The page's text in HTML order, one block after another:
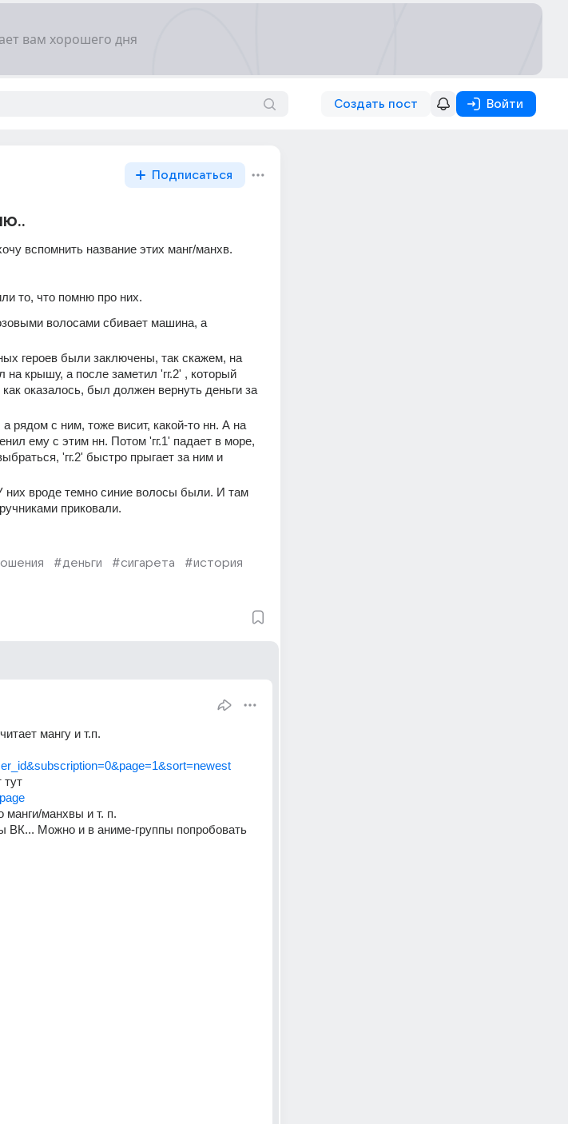
Создать пост Войти
Подписаться
вспомнить название этих манг/манхв.
то, что помню про них.
волосами сбивает машина, а
героев были заключены, так скажем, на
на крышу, а после заметил 'гг.2' , который
как оказалось, был должен вернуть деньги за
рядом с ним, тоже висит, какой-то нн. А на
ему с этим нн. Потом 'гг.1' падает в море,
'гг.2' быстро прыгает за ним и
них вроде темно синие волосы были. И там
приковали.
#деньги #сигарета
#история
те, что читает мангу и т.п.
сидят тут
либо манги/манхвы и т. п.
ВК... Можно и в аниме-группы попробовать